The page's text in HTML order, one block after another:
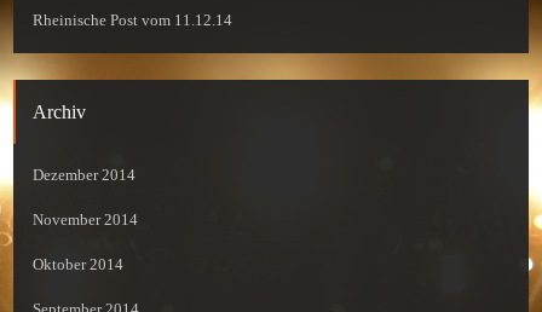
Rheinische Post vom 11.12.14
Archiv
Dezember 2014
November 2014
Oktober 2014